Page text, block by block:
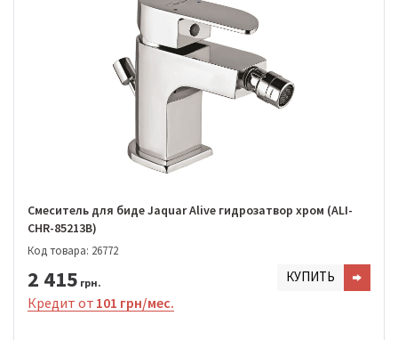
Смеситель для биде Jaquar Alive гидрозатвор хром (ALI-
CHR-85213B)
Код товара: 26772
2 415 грн. КУПИТЬ
Кредит от 101 грн/мес.